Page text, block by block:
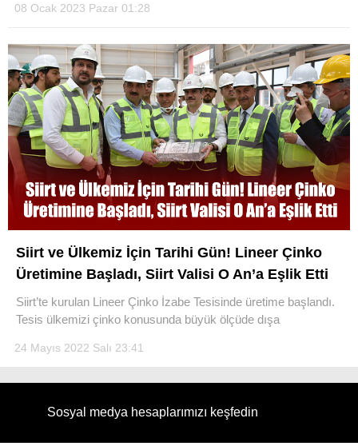
Facebook
Instagram
Youtube
08 Ocak 2023 Pazar 01:28
Siirt ve Ülkemiz İçin Tarihi Gün! Lineer Çinko
Üretimine Başladı, Siirt Valisi O An’a Eşlik Etti
Siirt’te kurulan Lineer Çinko İzabe Tesisinde üretime başlandı.
Tesis ülkemizi çinko konusunda büyük ölçüde dışa
24 Mayıs 2022 Salı 23:41
Sosyal medya hesaplarımızı keşfedin